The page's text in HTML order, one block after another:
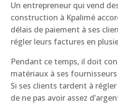
Un entrepreneur qui vend
construction à Kpalimé
délais de paiement à ses
régler leurs factures en
Pendant ce temps, il doit
matériaux à ses
Si ses clients tardent à
de ne pas avoir assez